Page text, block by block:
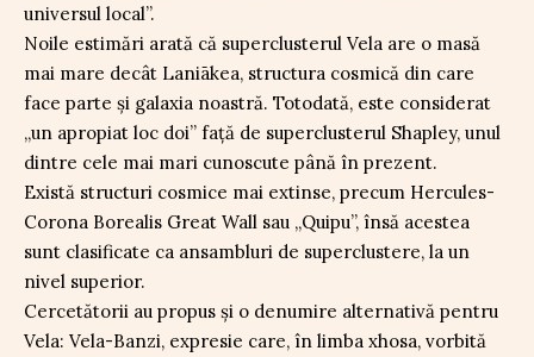
universul local”.
Noile estimări arată că superclusterul Vela are o masă
mai mare decât Laniākea, structura cosmică din care
face parte și galaxia noastră. Totodată, este considerat
„un apropiat loc doi” față de superclusterul Shapley, unul
dintre cele mai mari cunoscute până în prezent.
Există structuri cosmice mai extinse, precum Hercules-
Corona Borealis Great Wall sau „Quipu”, însă acestea
sunt clasificate ca ansambluri de superclustere, la un
nivel superior.
Cercetătorii au propus și o denumire alternativă pentru
Vela: Vela-Banzi, expresie care, în limba xhosa, vorbită